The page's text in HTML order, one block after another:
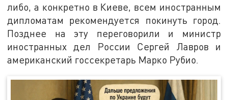
либо, а конкретно в Киеве, всем иностранным
дипломатам рекомендуется покинуть город.
Позднее на эту переговорили и министр
иностранных дел России Сергей Лавров и
американский госсекретарь Марко Рубио.